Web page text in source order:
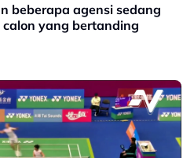
beberapa agensi sedang
yang bertanding